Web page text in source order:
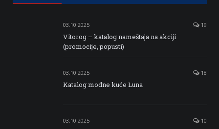
03.10.2025 19
Vitorog – katalog nameštaja na akciji
(promocije, popusti)
03.10.2025 18
Katalog modne kuće Luna
03.10.2025 10